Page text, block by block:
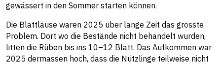
gewässert in den Sommer starten können.
Die Blattläuse waren 2025 über lange Zeit das grösste
Problem. Dort wo die Bestände nicht behandelt wurden,
litten die Rüben bis ins 10–12 Blatt. Das Aufkommen war
2025 dermassen hoch, dass die Nützlinge teilweise nicht